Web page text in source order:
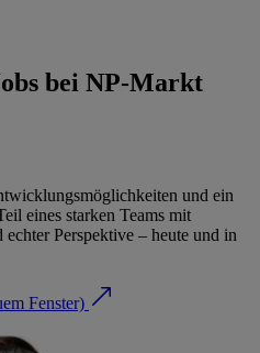
bei NP-Markt
und ein
eines starken Teams mit
Perspektive – heute und in
Fenster)